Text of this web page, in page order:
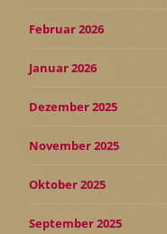
Februar 2026
Januar 2026
Dezember 2025
November 2025
Oktober 2025
September 2025